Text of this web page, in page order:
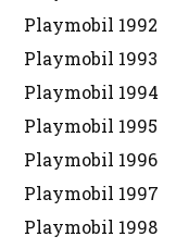
Playmobil 1992
Playmobil 1993
Playmobil 1994
Playmobil 1995
Playmobil 1996
Playmobil 1997
Playmobil 1998